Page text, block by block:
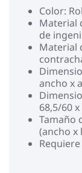
Color:
Material
de
Material
ancho x
68,5/60
Tamaño
(ancho x